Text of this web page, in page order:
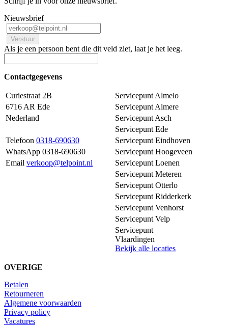
Nieuwsbrief
Als je een persoon bent die dit veld ziet, laat je het leeg.
Contactgegevens
Curiestraat 2B
Servicepunt Almelo
6716 AR Ede
Servicepunt Almere
Nederland
Servicepunt Asch
Servicepunt Ede
Telefoon 0318-690630
Servicepunt Eindhoven
WhatsApp 0318-690630
Servicepunt Hoogeveen
Email verkoop@telpoint.nl
Servicepunt Loenen
Servicepunt Meteren
Servicepunt Otterlo
Servicepunt Ridderkerk
Servicepunt Venhorst
Servicepunt Velp
Servicepunt
Vlaardingen
Bekijk alle locaties
OVERIGE
Betalen
Retourneren
Algemene voorwaarden
Privacy policy
Vacatures